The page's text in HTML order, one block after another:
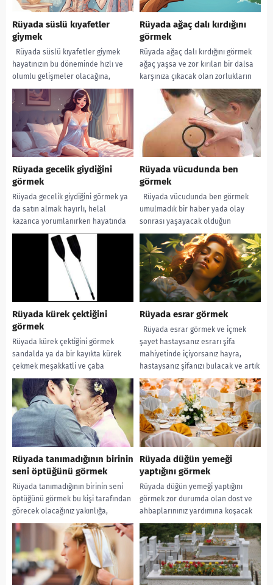
Rüyada süslü kıyafetler
giymek
Rüyada süslü kıyafetler giymek
hayatınızın bu döneminde hızlı ve
olumlu gelişmeler olacağına,
günlerinizi güzelliklerle geçirecek
olmana yorumlanır. Rüyada süslü...
Rüyada ağaç dalı kırdığını
görmek
Rüyada ağaç dalı kırdığını görmek
ağaç yaşsa ve zor kırılan bir dalsa
karşınıza çıkacak olan zorlukların
sizi yıpratmadan zamana
bırakarak...
Rüyada gecelik giydiğini
görmek
Rüyada gecelik giydiğini görmek ya
da satın almak hayırlı, helal
kazanca yorumlanırken hayatında
yaptığı yada yapacak olduğu her
konuda Allah’ın...
Rüyada vücudunda ben
görmek
Rüyada vücudunda ben görmek
umulmadık bir haber yada olay
sonrası yaşayacak olduğun
şaşıracak olmanıza yorumlanır.
Rüyada koyu renkli ve...
Rüyada kürek çektiğini
görmek
Rüyada kürek çektiğini görmek
sandalda ya da bir kayıkta kürek
çekmek meşakkatli ve çaba
gerektiren bir iş sonucunda
uğraşlarınızın karşılığını...
Rüyada esrar görmek
Rüyada esrar görmek ve içmek
şayet hastaysanız esrarı şifa
mahiyetinde içiyorsanız hayra,
hastaysanız şifanızı bulacak ve artık
huzura kavuşacak...
Rüyada tanımadığının birinin
seni öptüğünü görmek
Rüyada tanımadığının birinin seni
öptüğünü görmek bu kişi tarafından
görecek olacağınız yakınlığa,
yardıma ve dostluğa, tanıdık olan
birini öpmeniz o...
Rüyada düğün yemeği
yaptığını görmek
Rüyada düğün yemeği yaptığını
görmek zor durumda olan dost ve
ahbaplarınınız yardımına koşacak
olmanıza ve bu yardımların
ardından mutluluk verecek...